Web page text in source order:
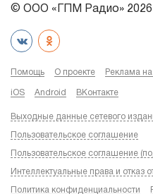
© ООО «ГПМ Радио»
Помощь О проекте Реклама
iOS Android ВКонтакте
Выходные данные сетевого
Пользовательское соглашение
Пользовательское соглашение
Интеллектуальные права и отказ
Политика конфиденциальности